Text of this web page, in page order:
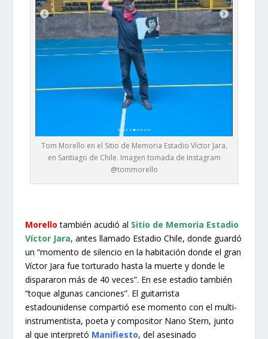
Tom Morello en el Sitio de Memoria Estadio Víctor Jara,
en Santiago de Chile. Imagen tomada de Instagram
@tommorello
Morello también acudió al Sitio de Memoria Estadio
Víctor Jara, antes llamado Estadio Chile, donde guardó
un “momento de silencio en la habitación donde el gran
Víctor Jara fue torturado hasta la muerte y donde le
dispararon más de 40 veces”. En ese estadio también
“toque algunas canciones”. El guitarrista
estadounidense compartió ese momento con el multi-
instrumentista, poeta y compositor Nano Stern, junto
al que interpretó Manifiesto, del asesinado